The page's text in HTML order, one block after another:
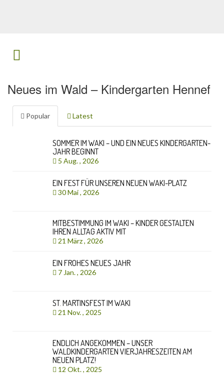
Neues im Wald – Kindergarten Hennef
Popular Latest
SOMMER IM WAKI – UND EIN NEUES KINDERGARTEN-
JAHR BEGINNT
5 Aug. , 2026
EIN FEST FÜR UNSEREN NEUEN WAKI-PLATZ
30 Mai , 2026
MITBESTIMMUNG IM WAKI – KINDER GESTALTEN
IHREN ALLTAG AKTIV MIT
21 März , 2026
EIN FROHES NEUES JAHR
7 Jan. , 2026
ST. MARTINSFEST IM WAKI
21 Nov. , 2025
ENDLICH ANGEKOMMEN – UNSER
WALDKINDERGARTEN VIERJAHRESZEITEN AM
NEUEN PLATZ!
12 Okt. , 2025